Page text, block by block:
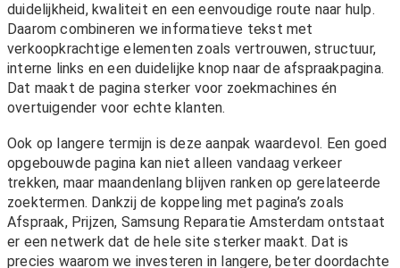
duidelijkheid, kwaliteit en een eenvoudige route naar hulp.
Daarom combineren we informatieve tekst met
verkoopkrachtige elementen zoals vertrouwen, structuur,
interne links en een duidelijke knop naar de afspraakpagina.
Dat maakt de pagina sterker voor zoekmachines én
overtuigender voor echte klanten.
Ook op langere termijn is deze aanpak waardevol. Een goed
opgebouwde pagina kan niet alleen vandaag verkeer
trekken, maar maandenlang blijven ranken op gerelateerde
zoektermen. Dankzij de koppeling met pagina’s zoals
Afspraak, Prijzen, Samsung Reparatie Amsterdam ontstaat
er een netwerk dat de hele site sterker maakt. Dat is
precies waarom we investeren in langere, beter doordachte